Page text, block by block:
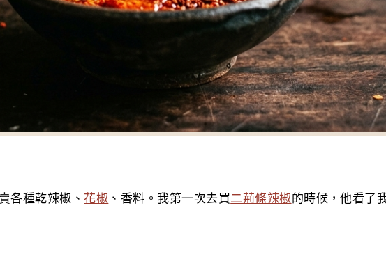
各種乾辣椒、花椒 、香料。我第一次去買二荊條辣椒的時候，他看了